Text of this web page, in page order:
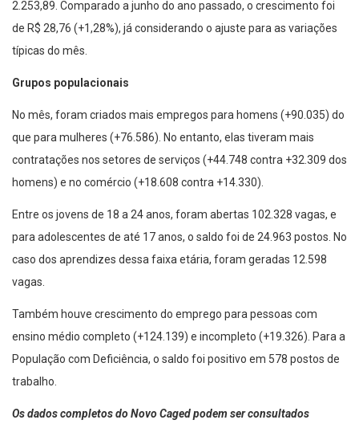
2.253,89. Comparado a junho do ano passado, o crescimento foi
de R$ 28,76 (+1,28%), já considerando o ajuste para as variações
típicas do mês.
Grupos populacionais
No mês, foram criados mais empregos para homens (+90.035) do
que para mulheres (+76.586). No entanto, elas tiveram mais
contratações nos setores de serviços (+44.748 contra +32.309 dos
homens) e no comércio (+18.608 contra +14.330).
Entre os jovens de 18 a 24 anos, foram abertas 102.328 vagas, e
para adolescentes de até 17 anos, o saldo foi de 24.963 postos. No
caso dos aprendizes dessa faixa etária, foram geradas 12.598
vagas.
Também houve crescimento do emprego para pessoas com
ensino médio completo (+124.139) e incompleto (+19.326). Para a
População com Deficiência, o saldo foi positivo em 578 postos de
trabalho.
Os dados completos do Novo Caged podem ser consultados